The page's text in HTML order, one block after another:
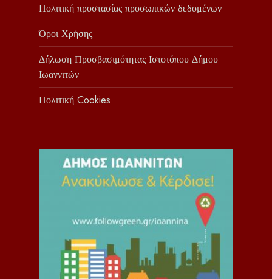
Πολιτική προστασίας προσωπικών δεδομένων
Όροι Χρήσης
Δήλωση Προσβασιμότητας Ιστοτόπου Δήμου
Ιωαννιτών
Πολιτική Cookies